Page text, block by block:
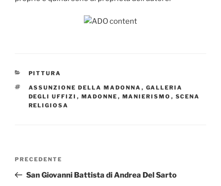
CATEGORIE
PITTURA
TAG
ASSUNZIONE DELLA MADONNA , GALLERIA
DEGLI UFFIZI , MADONNE , MANIERISMO , SCENA
RELIGIOSA
Navigazione
Articolo
precedente:
PRECEDENTE
San Giovanni Battista di Andrea Del Sarto